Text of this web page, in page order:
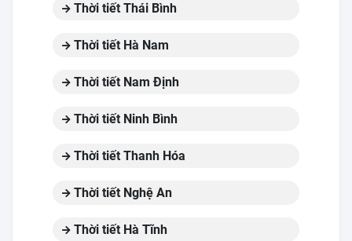
Thời tiết Thái Bình
Thời tiết Hà Nam
Thời tiết Nam Định
Thời tiết Ninh Bình
Thời tiết Thanh Hóa
Thời tiết Nghệ An
Thời tiết Hà Tĩnh